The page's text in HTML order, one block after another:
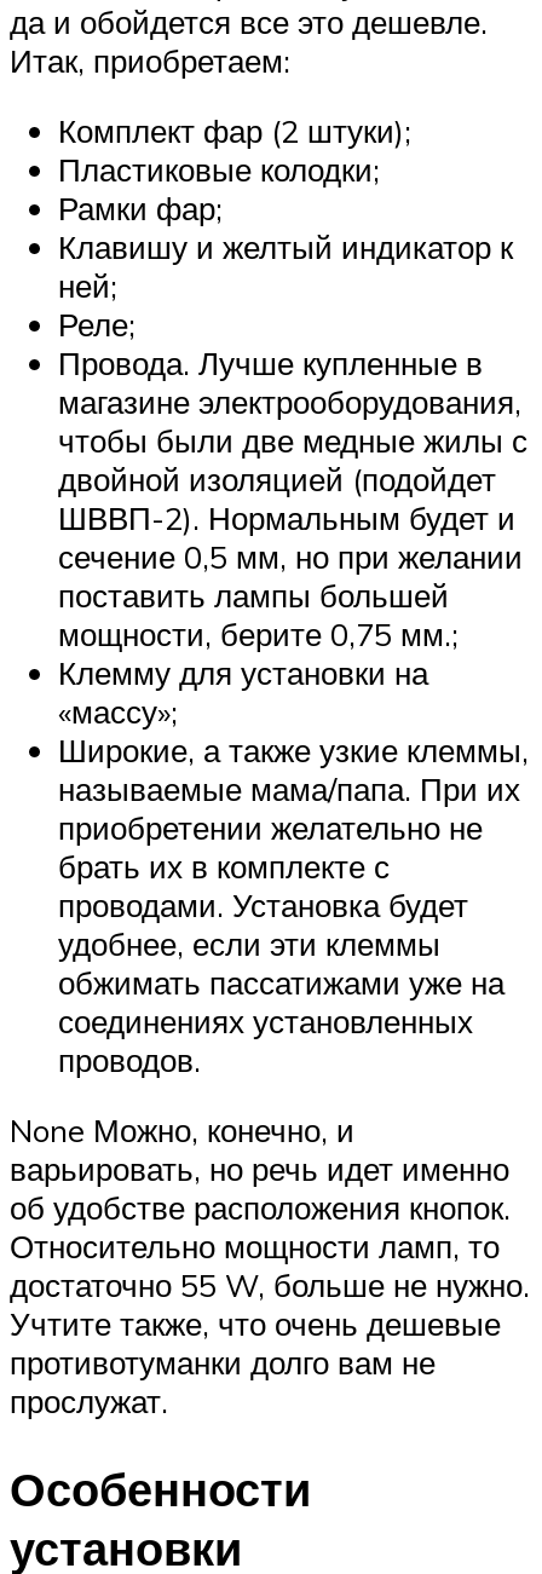
да и обойдется все это дешевле.
Итак, приобретаем:
Комплект фар (2 штуки);
Пластиковые колодки;
Рамки фар;
Клавишу и желтый индикатор к
ней;
Реле;
Провода. Лучше купленные в
магазине электрооборудования,
чтобы были две медные жилы с
двойной изоляцией (подойдет
ШВВП-2). Нормальным будет и
сечение 0,5 мм, но при желании
поставить лампы большей
мощности, берите 0,75 мм.;
Клемму для установки на
«массу»;
Широкие, а также узкие клеммы,
называемые мама/папа. При их
приобретении желательно не
брать их в комплекте с
проводами. Установка будет
удобнее, если эти клеммы
обжимать пассатижами уже на
соединениях установленных
проводов.
None Можно, конечно, и
варьировать, но речь идет именно
об удобстве расположения кнопок.
Относительно мощности ламп, то
достаточно 55 W, больше не нужно.
Учтите также, что очень дешевые
противотуманки долго вам не
прослужат.
Особенности
установки